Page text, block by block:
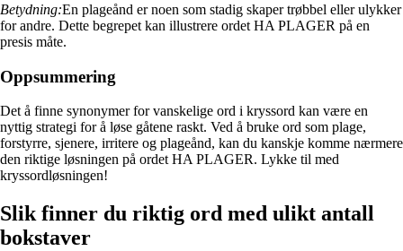
Betydning:En plageånd er noen som stadig skaper trøbbel eller ulykker
for andre. Dette begrepet kan illustrere ordet HA PLAGER på en
presis måte.
Oppsummering
Det å finne synonymer for vanskelige ord i kryssord kan være en
nyttig strategi for å løse gåtene raskt. Ved å bruke ord som plage,
forstyrre, sjenere, irritere og plageånd, kan du kanskje komme nærmere
den riktige løsningen på ordet HA PLAGER. Lykke til med
kryssordløsningen!
Slik finner du riktig ord med ulikt antall
bokstaver